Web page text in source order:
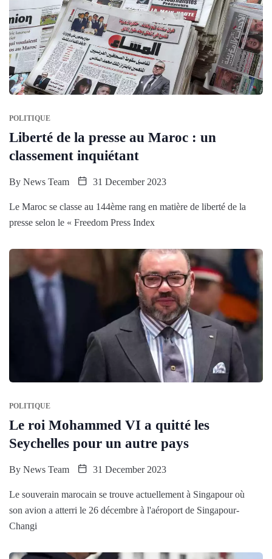
POLITIQUE
Liberté de la presse au Maroc : un
classement inquiétant
By News Team 31 December 2023
Le Maroc se classe au 144ème rang en matière de liberté de la
presse selon le « Freedom Press Index
POLITIQUE
Le roi Mohammed VI a quitté les
Seychelles pour un autre pays
By News Team 31 December 2023
Le souverain marocain se trouve actuellement à Singapour où
son avion a atterri le 26 décembre à l'aéroport de Singapour-
Changi